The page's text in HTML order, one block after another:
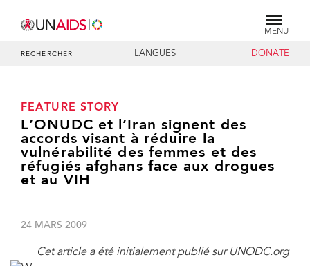
MENU
RECHERCHER LANGUES DONATE
FEATURE STORY
L’ONUDC et l’Iran signent des
accords visant à réduire la
vulnérabilité des femmes et des
réfugiés afghans face aux drogues
et au VIH
24 MARS 2009
Cet article a été initialement publié sur UNODC.org